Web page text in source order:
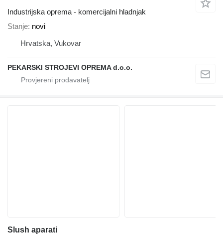
Industrijska oprema - komercijalni hladnjak
Stanje novi
Hrvatska, Vukovar
PEKARSKI STROJEVI OPREMA d.o.o.
Slush aparati